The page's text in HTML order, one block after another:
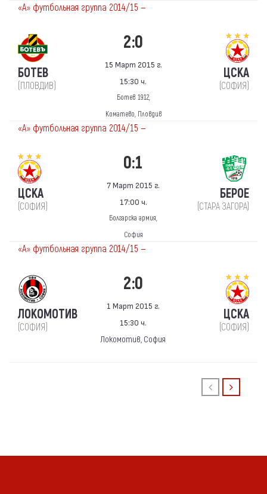
«А» футбольная группа 2014/15 —
БОТЕВ
(ПЛОВДИВ)
2:0
15 Март 2015 г.
15:30 ч.
Ботев 1912,
Коматево, Пловдив
ЦСКА
(СОФИЯ)
«А» футбольная группа 2014/15 —
ЦСКА
(СОФИЯ)
0:1
7 Март 2015 г.
17:00 ч.
Болгарска армия,
София
БЕРОЕ
(СТАРА ЗАГОРА)
«А» футбольная группа 2014/15 —
ЛОКОМОТИВ
(СОФИЯ)
2:0
1 Март 2015 г.
15:30 ч.
Локомотив, София
ЦСКА
(СОФИЯ)